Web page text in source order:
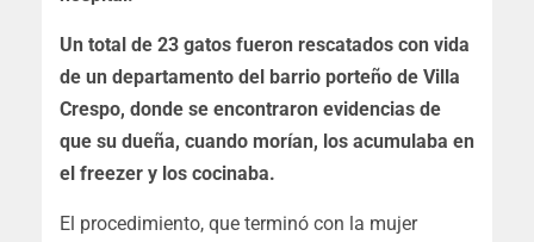
Un total de 23 gatos fueron rescatados con vida
de un departamento del barrio porteño de Villa
Crespo, donde se encontraron evidencias de
que su dueña, cuando morían, los acumulaba en
el freezer y los cocinaba.
El procedimiento, que terminó con la mujer